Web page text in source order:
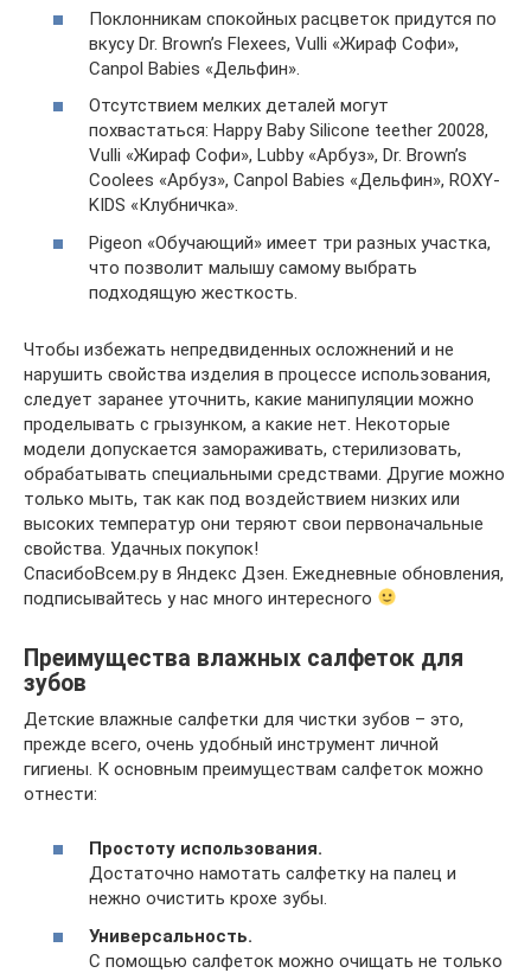
Поклонникам спокойных расцветок придутся по
вкусу Dr. Brown’s Flexees, Vulli «Жираф Софи»,
Canpol Babies «Дельфин».
Отсутствием мелких деталей могут
похвастаться: Happy Baby Silicone teether 20028,
Vulli «Жираф Софи», Lubby «Арбуз», Dr. Brown’s
Coolees «Арбуз», Canpol Babies «Дельфин», ROXY-
KIDS «Клубничка».
Pigeon «Обучающий» имеет три разных участка,
что позволит малышу самому выбрать
подходящую жесткость.
Чтобы избежать непредвиденных осложнений и не
нарушить свойства изделия в процессе использования,
следует заранее уточнить, какие манипуляции можно
проделывать с грызунком, а какие нет. Некоторые
модели допускается замораживать, стерилизовать,
обрабатывать специальными средствами. Другие можно
только мыть, так как под воздействием низких или
высоких температур они теряют свои первоначальные
свойства. Удачных покупок!
СпасибоВсем.ру в Яндекс Дзен. Ежедневные обновления,
подписывайтесь у нас много интересного
Преимущества влажных салфеток для
зубов
Детские влажные салфетки для чистки зубов – это,
прежде всего, очень удобный инструмент личной
гигиены. К основным преимуществам салфеток можно
отнести:
Простоту использования.
Достаточно намотать салфетку на палец и
нежно очистить крохе зубы.
Универсальность.
С помощью салфеток можно очищать не только